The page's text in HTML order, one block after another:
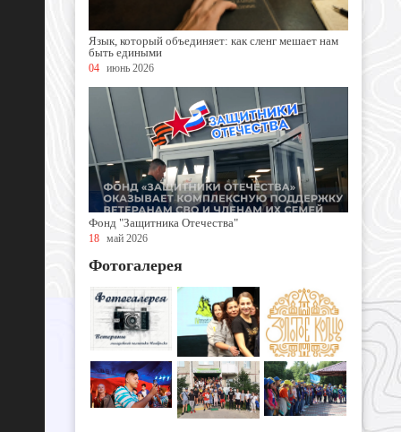
Язык, который объединяет: как сленг мешает нам
быть едиными
04 июнь 2026
Фонд "Защитника Отечества"
18 май 2026
Фотогалерея